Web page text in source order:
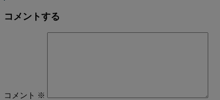
コメントする
コメント ※